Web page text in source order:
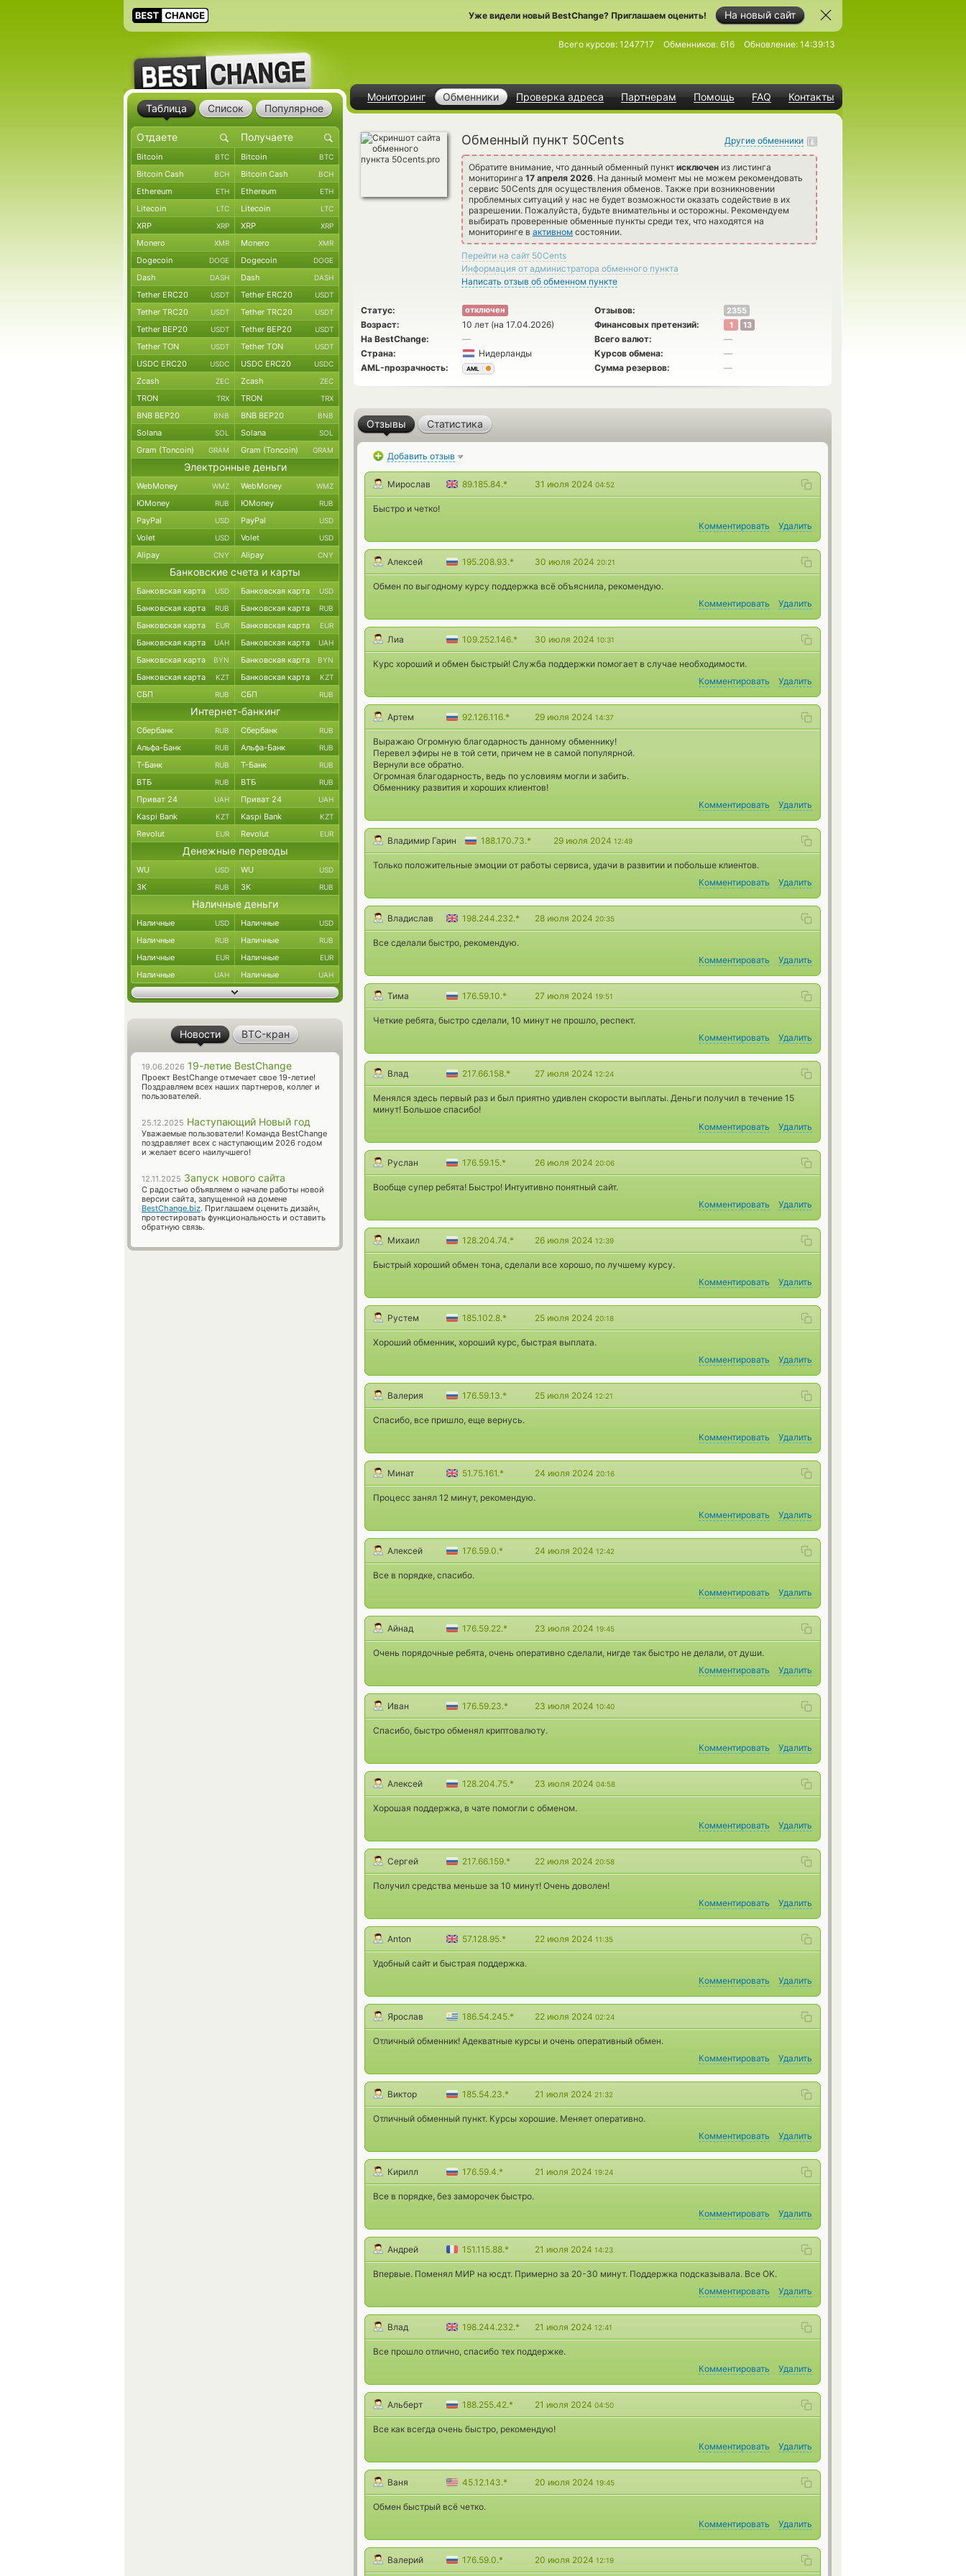
На новый сайт
Уже видели новый BestChange? Приглашаем оценить!
Мониторинг Обменники Проверка адреса Партнерам Помощь FAQ Контакты
Всего курсов: 1247717 Обменников: 616 Обновление: 14:39:13
Обменный пункт 50Cents
Обратите внимание, что данный обменный пункт исключен из листинга
мониторинга 17 апреля 2026. На данный момент мы не можем рекомендовать
сервис 50Cents для осуществления обменов. Также при возникновении
проблемных ситуаций у нас не будет возможности оказать содействие в их
разрешении. Пожалуйста, будьте внимательны и осторожны. Рекомендуем
выбирать проверенные обменные пункты среди тех, что находятся на
мониторинге в активном состоянии.
Перейти на сайт 50Cents
Информация от администратора обменного пункта
Написать отзыв об обменном пункте
Другие обменники
Статус: отключен Отзывов: 2355
Возраст: 10 лет (на 17.04.2026) Финансовых претензий: 1 13
На BestChange: — Всего валют:
—
Страна:
Нидерланды Курсов обмена:
—
AML-прозрачность:
AML Сумма резервов: —
Отзывы Статистика
Добавить отзыв
Мирослав 89.185.84.* 31 июля 2024 04:52
Быстро и четко!
Комментировать
Удалить
Алексей 195.208.93.* 30 июля 2024 20:21
Обмен по выгодному курсу поддержка всё объяснила, рекомендую.
Комментировать
Удалить
Лиа 109.252.146.* 30 июля 2024 10:31
Курс хороший и обмен быстрый! Служба поддержки помогает в случае необходимости.
Комментировать
Удалить
Артем 92.126.116.* 29 июля 2024 14:37
Выражаю Огромную благодарность данному обменнику!
Перевел эфиры не в той сети, причем не в самой популярной.
Вернули все обратно.
Огромная благодарность, ведь по условиям могли и забить.
Обменнику развития и хороших клиентов!
Комментировать
Удалить
Владимир Гарин 188.170.73.* 29 июля 2024 12:49
Только положительные эмоции от работы сервиса, удачи в развитии и побольше клиентов.
Комментировать
Удалить
Владислав 198.244.232.* 28 июля 2024 20:35
Все сделали быстро, рекомендую.
Комментировать
Удалить
Тима 176.59.10.* 27 июля 2024 19:51
Четкие ребята, быстро сделали, 10 минут не прошло, респект.
Комментировать
Удалить
Влад 217.66.158.* 27 июля 2024 12:24
Менялся здесь первый раз и был приятно удивлен скорости выплаты. Деньги получил в течение 15
минут! Большое спасибо!
Комментировать
Удалить
Руслан 176.59.15.* 26 июля 2024 20:06
Вообще супер ребята! Быстро! Интуитивно понятный сайт.
Комментировать
Удалить
Михаил 128.204.74.* 26 июля 2024 12:39
Быстрый хороший обмен тона, сделали все хорошо, по лучшему курсу.
Комментировать
Удалить
Рустем 185.102.8.* 25 июля 2024 20:18
Хороший обменник, хороший курс, быстрая выплата.
Комментировать
Удалить
Валерия 176.59.13.* 25 июля 2024 12:21
Спасибо, все пришло, еще вернусь.
Комментировать
Удалить
Минат 51.75.161.* 24 июля 2024 20:16
Процесс занял 12 минут, рекомендую.
Комментировать
Удалить
Алексей 176.59.0.* 24 июля 2024 12:42
Все в порядке, спасибо.
Комментировать
Удалить
Айнад 176.59.22.* 23 июля 2024 19:45
Очень порядочные ребята, очень оперативно сделали, нигде так быстро не делали, от души.
Комментировать
Удалить
Иван 176.59.23.* 23 июля 2024 10:40
Спасибо, быстро обменял криптовалюту.
Комментировать
Удалить
Алексей 128.204.75.* 23 июля 2024 04:58
Хорошая поддержка, в чате помогли с обменом.
Комментировать
Удалить
Сергей 217.66.159.* 22 июля 2024 20:58
Получил средства меньше за 10 минут! Очень доволен!
Комментировать
Удалить
Anton 57.128.95.* 22 июля 2024 11:35
Удобный сайт и быстрая поддержка.
Комментировать
Удалить
Ярослав 186.54.245.* 22 июля 2024 02:24
Отличный обменник! Адекватные курсы и очень оперативный обмен.
Комментировать
Удалить
Виктор 185.54.23.* 21 июля 2024 21:32
Отличный обменный пункт. Курсы хорошие. Меняет оперативно.
Комментировать
Удалить
Кирилл 176.59.4.* 21 июля 2024 19:24
Все в порядке, без заморочек быстро.
Комментировать
Удалить
Андрей 151.115.88.* 21 июля 2024 14:23
Впервые. Поменял МИР на юсдт. Примерно за 20-30 минут. Поддержка подсказывала. Все OK.
Комментировать
Удалить
Влад 198.244.232.* 21 июля 2024 12:41
Все прошло отлично, спасибо тех поддержке.
Комментировать
Удалить
Альберт 188.255.42.* 21 июля 2024 04:50
Все как всегда очень быстро, рекомендую!
Комментировать
Удалить
Ваня 45.12.143.* 20 июля 2024 19:45
Обмен быстрый всё четко.
Комментировать
Удалить
Валерий 176.59.0.* 20 июля 2024 12:19
Таблица Список Популярное
Bitcoin BTC Bitcoin BTC
Bitcoin Cash BCH Bitcoin Cash BCH
Ethereum ETH Ethereum ETH
Litecoin LTC Litecoin LTC
XRP XRP XRP XRP
Monero XMR Monero XMR
Dogecoin DOGE Dogecoin DOGE
Dash DASH Dash DASH
Tether ERC20 USDT Tether ERC20 USDT
Tether TRC20 USDT Tether TRC20 USDT
Tether BEP20 USDT Tether BEP20 USDT
Tether TON USDT Tether TON USDT
USDC ERC20 USDC USDC ERC20 USDC
Zcash ZEC Zcash ZEC
TRON TRX TRON TRX
BNB BEP20 BNB BNB BEP20 BNB
Solana SOL Solana SOL
Gram (Toncoin) GRAM Gram (Toncoin) GRAM
Электронные деньги
WebMoney WMZ WebMoney WMZ
ЮMoney RUB ЮMoney RUB
PayPal USD PayPal USD
Volet USD Volet USD
Alipay CNY Alipay CNY
Банковские счета и карты
Банковская карта USD Банковская карта USD
Банковская карта RUB Банковская карта RUB
Банковская карта EUR Банковская карта EUR
Банковская карта UAH Банковская карта UAH
Банковская карта BYN Банковская карта BYN
Банковская карта KZT Банковская карта KZT
СБП RUB СБП RUB
Интернет-банкинг
Сбербанк RUB Сбербанк RUB
Альфа-Банк RUB Альфа-Банк RUB
Т-Банк RUB Т-Банк RUB
ВТБ RUB ВТБ RUB
Приват 24 UAH Приват 24 UAH
Kaspi Bank KZT Kaspi Bank KZT
Revolut EUR Revolut EUR
Денежные переводы
WU USD WU USD
ЗК RUB ЗК RUB
Наличные деньги
Наличные USD Наличные USD
Наличные RUB Наличные RUB
Наличные EUR Наличные EUR
Наличные UAH Наличные UAH
Новости BTC-кран
19.06.2026 19-летие BestChange
Проект BestChange отмечает свое 19-летие!
Поздравляем всех наших партнеров, коллег и
пользователей.
25.12.2025 Наступающий Новый год
Уважаемые пользователи! Команда BestChange
поздравляет всех с наступающим 2026 годом
и желает всего наилучшего!
12.11.2025 Запуск нового сайта
С радостью объявляем о начале работы новой
версии сайта, запущенной на домене
BestChange.biz. Приглашаем оценить дизайн,
протестировать функциональность и оставить
обратную связь.